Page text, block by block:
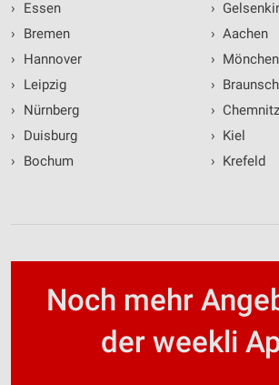
›
Essen
›
Bremen
›
Hannover
›
Leipzig
›
Nürnberg
›
Duisburg
›
Bochum
›
› Aachen
›
›
› Chemnitz
› Kiel
› Krefeld
Noch mehr
der weekli